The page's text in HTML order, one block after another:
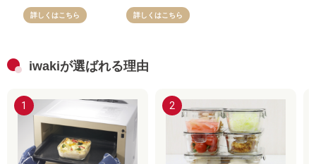
詳しくはこちら 詳しくはこちら
iwakiが選ばれる理由
1 2